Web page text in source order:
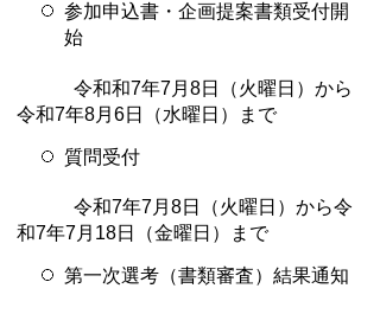
参加申込書・企画提案書類受付開
始
令和和7年7月8日（火曜日）から
令和7年8月6日（水曜日）まで
質問受付
令和7年7月8日（火曜日）から令
和7年7月18日（金曜日）まで
第一次選考（書類審査）結果通知